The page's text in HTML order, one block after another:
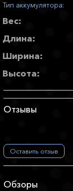
Тип аккумулятора:
Вес:
Длина:
Ширина:
Высота:
Отзывы
Оставить отзыв
Обзоры